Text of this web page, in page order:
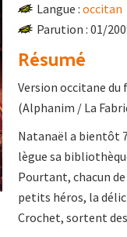
Langue : occitan
Parution : 01/
Résumé
Version occitane
(Alphanim / La
Natanaël a bientôt
lègue sa
Pourtant, chacun
petits héros, la
Crochet, sortent